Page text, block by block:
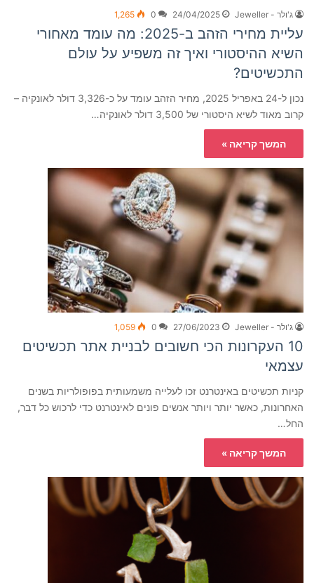
ג'ולר - Jeweller 24/04/2025
0
1,265
עליית מחירי הזהב ב-2025: מה עומד מאחורי
השיא ההיסטורי ואיך זה משפיע על עולם
התכשיטים?
נכון ל-24 באפריל 2025, מחיר הזהב עומד על כ-3,326 דולר לאונקיה –
קרוב מאוד לשיא היסטורי של 3,500 דולר לאונקיה…
המשך קריאה »
ג'ולר - Jeweller 27/06/2023
0
1,059
10 העקרונות הכי חשובים לבניית אתר תכשיטים
עצמאי
קניות תכשיטים באינטרנט זכו לעלייה משמעותית בפופולריות בשנים
האחרונות, כאשר יותר ויותר אנשים פונים לאינטרנט כדי לרכוש כל דבר,
החל…
המשך קריאה »